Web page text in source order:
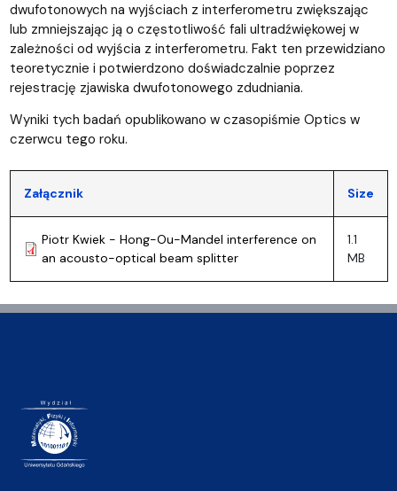
dwufotonowych na wyjściach z interferometru zwiększając
lub zmniejszając ją o częstotliwość fali ultradźwiękowej w
zależności od wyjścia z interferometru. Fakt ten przewidziano
teoretycznie i potwierdzono doświadczalnie poprzez
rejestrację zjawiska dwufotonowego zdudniania.
Wyniki tych badań opublikowano w czasopiśmie Optics w
czerwcu tego roku.
Załącznik Size
Piotr Kwiek - Hong-Ou-Mandel interference on
an acousto-optical beam splitter
1.1
MB